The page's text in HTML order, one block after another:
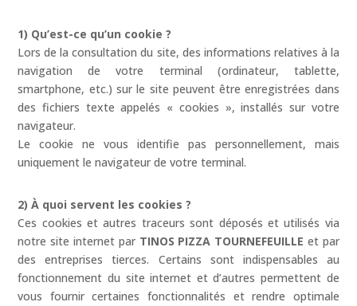
1) Qu’est-ce qu’un cookie ?
Lors de la consultation du site, des informations relatives à la
navigation de votre terminal (ordinateur, tablette,
smartphone, etc.) sur le site peuvent être enregistrées dans
des fichiers texte appelés « cookies », installés sur votre
navigateur.
Le cookie ne vous identifie pas personnellement, mais
uniquement le navigateur de votre terminal.
2) À quoi servent les cookies ?
Ces cookies et autres traceurs sont déposés et utilisés via
notre site internet par TINOS PIZZA TOURNEFEUILLE et par
des entreprises tierces. Certains sont indispensables au
fonctionnement du site internet et d’autres permettent de
vous fournir certaines fonctionnalités et rendre optimale